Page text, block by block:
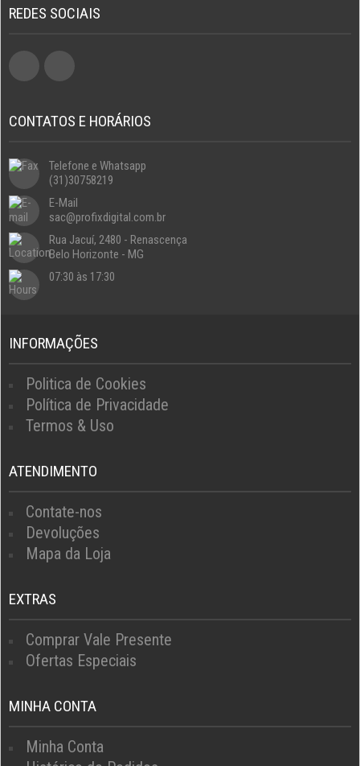
REDES SOCIAIS
CONTATOS E HORÁRIOS
Telefone e Whatsapp
(31)30758219
E-Mail
sac@profixdigital.com.br
Rua Jacuí, 2480 - Renascença
Belo Horizonte - MG
07:30 às 17:30
INFORMAÇÕES
Politica de Cookies
Política de Privacidade
Termos & Uso
ATENDIMENTO
Contate-nos
Devoluções
Mapa da Loja
EXTRAS
Comprar Vale Presente
Ofertas Especiais
MINHA CONTA
Minha Conta